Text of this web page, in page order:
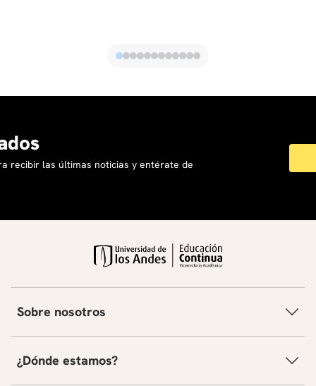
recibir las últimas noticias y entérate de
Sobre nosotros
¿Dónde estamos?